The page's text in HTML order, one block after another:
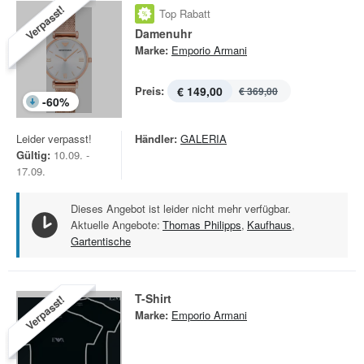
Verpasst!
-60%
Top Rabatt
Damenuhr
Marke: Emporio Armani
Preis: € 149,00 € 369,00
Leider verpasst!
Gültig: 10.09. -
17.09.
Händler: GALERIA
Dieses Angebot ist leider nicht mehr verfügbar.
Aktuelle Angebote: Thomas Philipps, Kaufhaus,
Gartentische
Verpasst! T-Shirt
Marke: Emporio Armani